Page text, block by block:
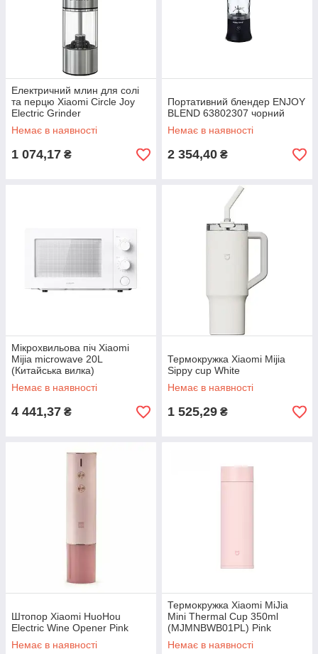
Електричний млин для солі
та перцю Xiaomi Circle Joy
Electric Grinder
Немає в наявності
1 074,17 ₴
Портативний блендер ENJOY
BLEND 63802307 чорний
Немає в наявності
2 354,40 ₴
Мікрохвильова піч Xiaomi
Mijia microwave 20L
(Китайська вилка)
Немає в наявності
4 441,37 ₴
Термокружка Xiaomi Mijia
Sippy cup White
Немає в наявності
1 525,29 ₴
Штопор Xiaomi HuoHou
Electric Wine Opener Pink
Немає в наявності
Термокружка Xiaomi MiJia
Mini Thermal Cup 350ml
(MJMNBWB01PL) Pink
Немає в наявності